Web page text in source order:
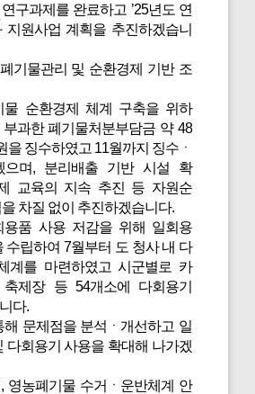
구과제를 완료하고 ’25년도 연
지원사업 계획을 추진하겠습니
기물관리 및 순환경제 기반 조
물 순환경제 체계 구축을 위하
과한 폐기물처분부담금 약 48
을 징수하였고 11월까지 징수ㆍ
으며, 분리배출 기반 시설 확
교육의 지속 추진 등 자원순
차질 없이 추진하겠습니다.
용품 사용 저감을 위해 일회용
수립하여 7월부터 도 청사 내 다
계를 마련하였고 시군별로 카
제장 등 54개소에 다회용기
다.
해 문제점을 분석ㆍ개선하고 일
다회용기 사용을 확대해 나가겠
영농폐기물 수거ㆍ운반체계 안